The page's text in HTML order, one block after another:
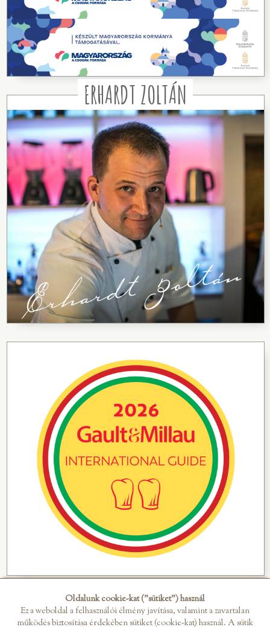
ERHARDT ZOLTÁN
Oldalunk cookie-kat ("sütiket") használ
Ez a weboldal a felhasználói élmény javítása, valamint a zavartalan
működés biztosítása érdekében sütiket (cookie-kat) használ. A sütik